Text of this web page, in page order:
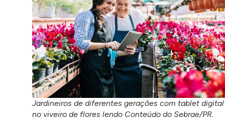
Jardineiros de diferentes gerações com tablet digital
no viveiro de flores lendo Conteúdo do Sebrae/PR.